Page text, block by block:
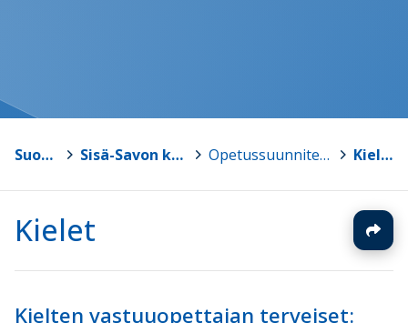
Suonenjoki Sisä-Savon kansalaisopisto Opetussuunnitelma ja oppiaineet > Kielet
Kielet
Kielten vastuuopettajan terveiset: